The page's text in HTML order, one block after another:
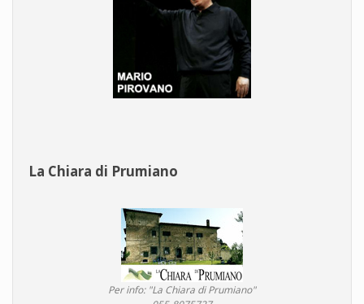
La Chiara di Prumiano
Per info: "La Chiara di Prumiano"